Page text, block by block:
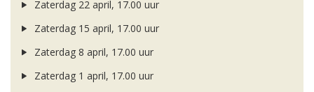
Zaterdag 22 april, 17.00 uur
Zaterdag 15 april, 17.00 uur
Zaterdag 8 april, 17.00 uur
Zaterdag 1 april, 17.00 uur